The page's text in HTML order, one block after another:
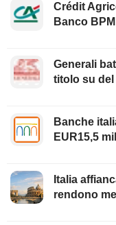
Crédit
Banco BPM
Generali
titolo su del
Banche
EUR15,5
Italia
rendono